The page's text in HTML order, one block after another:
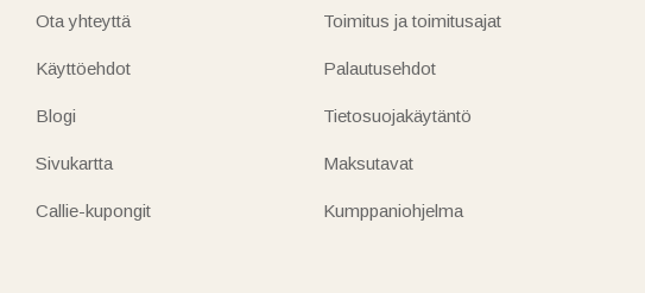
Ota yhteyttä
Käyttöehdot
Blogi
Sivukartta
Callie-kupongit
Toimitus ja toimitusajat
Palautusehdot
Tietosuojakäytäntö
Maksutavat
Kumppaniohjelma